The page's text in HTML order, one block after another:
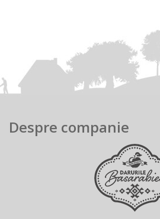
Despre companie